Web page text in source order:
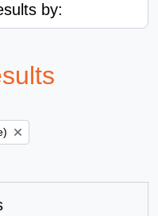
by: